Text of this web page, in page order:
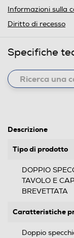
Informazioni sulla
Diritto di recesso
Specifiche
Descrizione
Tipo di prodotto
DOPPIO
TAVOLO E
BREVETTATA
Caratteristiche
Doppio